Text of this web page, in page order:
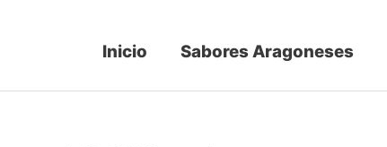
Inicio Sabores Aragoneses